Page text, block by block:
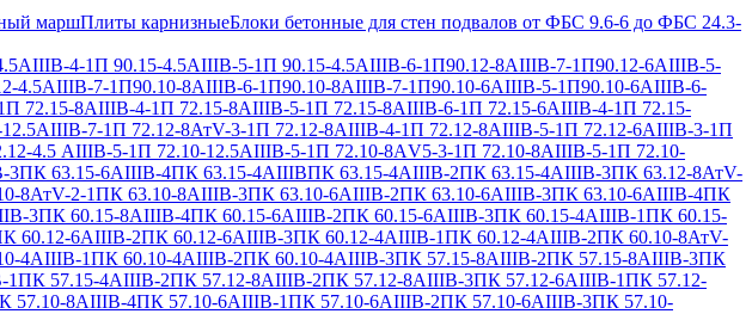
маршПлиты карнизныеБлоки бетонные для стен подвалов от ФБС 9.6-6 до ФБС 24.3-
4-1П 90.15-4.5АIIIВ-5-1П 90.15-4.5АIIIВ-6-1П90.12-8АIIIВ-7-1П90.12-6АIIIВ-5-
4.5АIIIВ-7-1П90.10-8АIIIВ-6-1П90.10-8АIIIВ-7-1П90.10-6АIIIВ-5-1П90.10-6АIIIВ-6-
П 72.15-8АIIIВ-4-1П 72.15-8АIIIВ-5-1П 72.15-8АIIIВ-6-1П 72.15-6АIIIВ-4-1П 72.15-
7-1П 72.12-8АтV-3-1П 72.12-8АIIIВ-4-1П 72.12-8АIIIВ-5-1П 72.12-6АIIIВ-3-1П
4.5 АIIIВ-5-1П 72.10-12.5АIIIВ-5-1П 72.10-8АV5-3-1П 72.10-8АIIIВ-5-1П 72.10-
3ПК 63.15-6АIIIВ-4ПК 63.15-4АIIIВПК 63.15-4АIIIВ-2ПК 63.15-4АIIIВ-3ПК 63.12-8АтV-
8АтV-2-1ПК 63.10-8АIIIВ-3ПК 63.10-6АIIIВ-2ПК 63.10-6АIIIВ-3ПК 63.10-6АIIIВ-4ПК
3ПК 60.15-8АIIIВ-4ПК 60.15-6АIIIВ-2ПК 60.15-6АIIIВ-3ПК 60.15-4АIIIВ-1ПК 60.15-
60.12-6АIIIВ-2ПК 60.12-6АIIIВ-3ПК 60.12-4АIIIВ-1ПК 60.12-4АIIIВ-2ПК 60.10-8АтV-
4АIIIВ-1ПК 60.10-4АIIIВ-2ПК 60.10-4АIIIВ-3ПК 57.15-8АIIIВ-2ПК 57.15-8АIIIВ-3ПК
1ПК 57.15-4АIIIВ-2ПК 57.12-8АIIIВ-2ПК 57.12-8АIIIВ-3ПК 57.12-6АIIIВ-1ПК 57.12-
57.10-8АIIIВ-4ПК 57.10-6АIIIВ-1ПК 57.10-6АIIIВ-2ПК 57.10-6АIIIВ-3ПК 57.10-